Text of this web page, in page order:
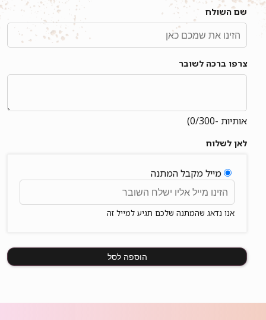
שם השולח
צרפו ברכה לשובר
אותיות - 0/300)
לאן לשלוח
מייל מקבל המתנה
אנו נדאג שהמתנה שלכם תגיע למייל זה
הוספה לסל